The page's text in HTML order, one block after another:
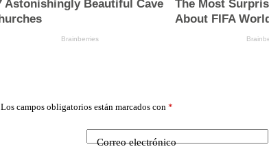
Los campos obligatorios están marcados con *
Correo electrónico